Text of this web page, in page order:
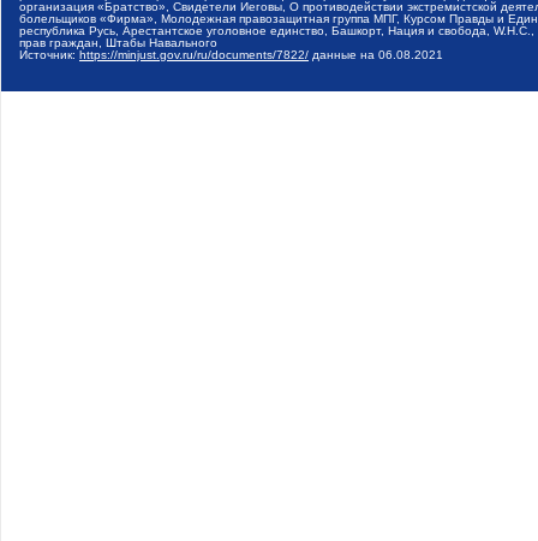
организация «Братство», Свидетели Иеговы, О противодействии экстремистской
болельщиков «Фирма», Молодежная правозащитная группа МПГ, Курсом Правды и
республика Русь, Арестантское уголовное единство, Башкорт, Нация и свобода,
прав граждан, Штабы Навального
Источник: https://minjust.gov.ru/ru/documents/7822/ данные на 06.08.2021